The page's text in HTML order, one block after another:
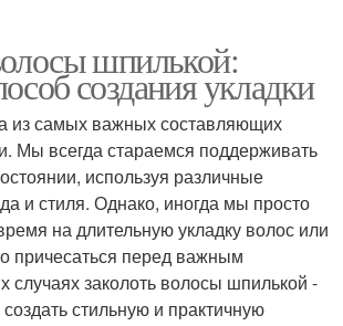
шпилькой:
создания укладки
из самых важных составляющих
Мы всегда стараемся поддерживать
используя различные
и стиля. Однако, иногда мы просто
на длительную укладку волос или
причесаться перед важным
случаях заколоть волосы шпилькой -
стильную и практичную